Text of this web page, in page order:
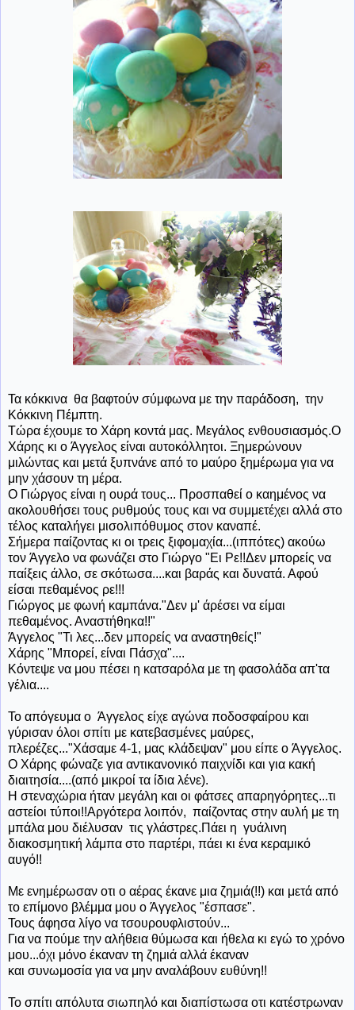
Τα κόκκινα θα βαφτούν σύμφωνα με την παράδοση, την
Κόκκινη Πέμπτη.
Τώρα έχουμε το Χάρη κοντά μας. Μεγάλος ενθουσιασμός.Ο
Χάρης κι ο Άγγελος είναι αυτοκόλλητοι. Ξημερώνουν
μιλώντας και μετά ξυπνάνε από το μαύρο ξημέρωμα για να
μην χάσουν τη μέρα.
Ο Γιώργος είναι η ουρά τους... Προσπαθεί ο καημένος να
ακολουθήσει τους ρυθμούς τους και να συμμετέχει αλλά στο
τέλος καταλήγει μισολιπόθυμος στον καναπέ.
Σήμερα παίζοντας κι οι τρεις ξιφομαχία...(ιππότες) ακούω
τον Άγγελο να φωνάζει στο Γιώργο "Ει Ρε!!Δεν μπορείς να
παίξεις άλλο, σε σκότωσα....και βαράς και δυνατά. Αφού
είσαι πεθαμένος ρε!!!
Γιώργος με φωνή καμπάνα."Δεν μ' άρέσει να είμαι
πεθαμένος. Αναστήθηκα!!"
Άγγελος "Τι λες...δεν μπορείς να αναστηθείς!"
Χάρης "Μπορεί, είναι Πάσχα"....
Κόντεψε να μου πέσει η κατσαρόλα με τη φασολάδα απ'τα
γέλια....
Το απόγευμα ο Άγγελος είχε αγώνα ποδοσφαίρου και
γύρισαν όλοι σπίτι με κατεβασμένες μαύρες,
πλερέζες..."Χάσαμε 4-1, μας κλάδεψαν" μου είπε ο Άγγελος.
Ο Χάρης φώναζε για αντικανονικό παιχνίδι και για κακή
διαιτησία....(από μικροί τα ίδια λένε).
Η στεναχώρια ήταν μεγάλη και οι φάτσες απαρηγόρητες...τι
αστείοι τύποι!!Αργότερα λοιπόν, παίζοντας στην αυλή με τη
μπάλα μου διέλυσαν τις γλάστρες.Πάει η γυάλινη
διακοσμητική λάμπα στο παρτέρι, πάει κι ένα κεραμικό
αυγό!!
Με ενημέρωσαν οτι ο αέρας έκανε μια ζημιά(!!) και μετά από
το επίμονο βλέμμα μου ο Άγγελος "έσπασε".
Τους άφησα λίγο να τσουρουφλιστούν...
Για να πούμε την αλήθεια θύμωσα και ήθελα κι εγώ το χρόνο
μου...όχι μόνο έκαναν τη ζημιά αλλά έκαναν
και συνωμοσία για να μην αναλάβουν ευθύνη!!
Το σπίτι απόλυτα σιωπηλό και διαπίστωσα οτι κατέστρωναν